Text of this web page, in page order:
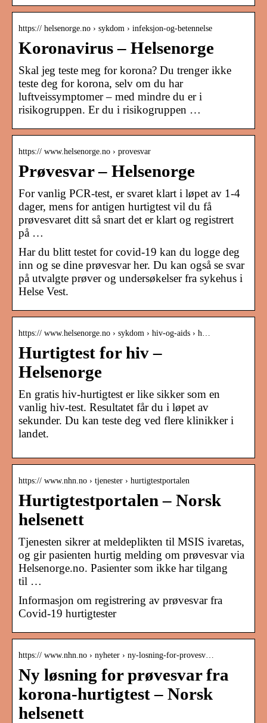
https:// helsenorge.no › sykdom › infeksjon-og-betennelse
Koronavirus – Helsenorge
Skal jeg teste meg for korona? Du trenger ikke
teste deg for korona, selv om du har
luftveissymptomer – med mindre du er i
risikogruppen. Er du i risikogruppen …
https:// www.helsenorge.no › provesvar
Prøvesvar – Helsenorge
For vanlig PCR-test, er svaret klart i løpet av 1-4
dager, mens for antigen hurtigtest vil du få
prøvesvaret ditt så snart det er klart og registrert
på …
Har du blitt testet for covid-19 kan du logge deg
inn og se dine prøvesvar her. Du kan også se svar
på utvalgte prøver og undersøkelser fra sykehus i
Helse Vest.
https:// www.helsenorge.no › sykdom › hiv-og-aids › h…
Hurtigtest for hiv –
Helsenorge
En gratis hiv-hurtigtest er like sikker som en
vanlig hiv-test. Resultatet får du i løpet av
sekunder. Du kan teste deg ved flere klinikker i
landet.
https:// www.nhn.no › tjenester › hurtigtestportalen
Hurtigtestportalen – Norsk
helsenett
Tjenesten sikrer at meldeplikten til MSIS ivaretas,
og gir pasienten hurtig melding om prøvesvar via
Helsenorge.no. Pasienter som ikke har tilgang
til …
Informasjon om registrering av prøvesvar fra
Covid-19 hurtigtester
https:// www.nhn.no › nyheter › ny-losning-for-provesv…
Ny løsning for prøvesvar fra
korona-hurtigtest – Norsk
helsenett